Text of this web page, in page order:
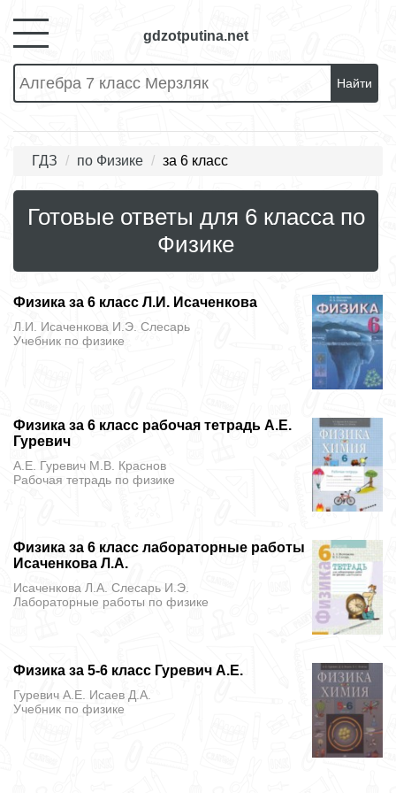
gdzotputina.net
Найти
ГДЗ по Физике за 6 класс
Готовые ответы для 6 класса по
Физике
Физика за 6 класс Л.И. Исаченкова
Л.И. Исаченкова И.Э. Слесарь
Учебник по физике
Физика за 6 класс рабочая тетрадь А.Е.
Гуревич
А.Е. Гуревич М.В. Краснов
Рабочая тетрадь по физике
Физика за 6 класс лабораторные работы
Исаченкова Л.А.
Исаченкова Л.А. Слесарь И.Э.
Лабораторные работы по физике
Физика за 5-6 класс Гуревич А.Е.
Гуревич А.Е. Исаев Д.А.
Учебник по физике